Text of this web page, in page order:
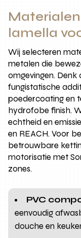
lamella
Wij selecteren
metalen die
omgevingen.
fungistatische
poedercoating en
hydrofobe finish.
echtheid en
en REACH. Voor
betrouwbare
motorisatie met
zones.
PVC
eenvoudig
douche en